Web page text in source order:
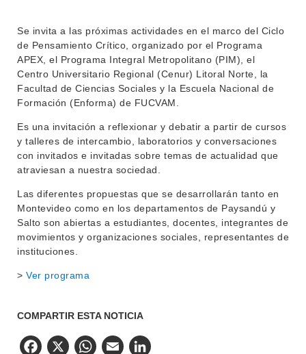
EXTENSIÓN
SERVICIOS
LLAMADOS
NOTICIAS
CONTACTO
EDUCACIÓN PERMANENTE
MOVILIDAD ACADÉMICA
BIBLIOTECA
Se invita a las próximas actividades en el marco del Ciclo
de Pensamiento Crítico, organizado por el Programa
APEX, el Programa Integral Metropolitano (PIM), el
Centro Universitario Regional (Cenur) Litoral Norte, la
Facultad de Ciencias Sociales y la Escuela Nacional de
Formación (Enforma) de FUCVAM.
Es una invitación a reflexionar y debatir a partir de cursos
y talleres de intercambio, laboratorios y conversaciones
con invitados e invitadas sobre temas de actualidad que
atraviesan a nuestra sociedad.
Las diferentes propuestas que se desarrollarán tanto en
Montevideo como en los departamentos de Paysandú y
Salto son abiertas a estudiantes, docentes, integrantes de
movimientos y organizaciones sociales, representantes de
instituciones.
> Ver programa
COMPARTIR ESTA NOTICIA
Facebook
X WhatsApp
Email